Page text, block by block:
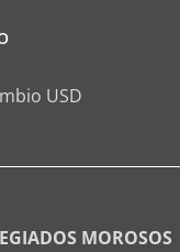
USD
MOROSOS